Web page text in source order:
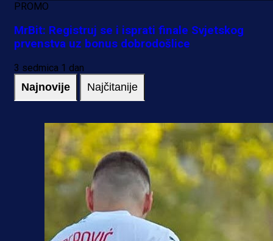
PROMO
MrBit: Registruj se i isprati finale Svjetskog
prvenstva uz bonus dobrodošlice
3 sedmica 1 dan
Najnovije Najčitanije